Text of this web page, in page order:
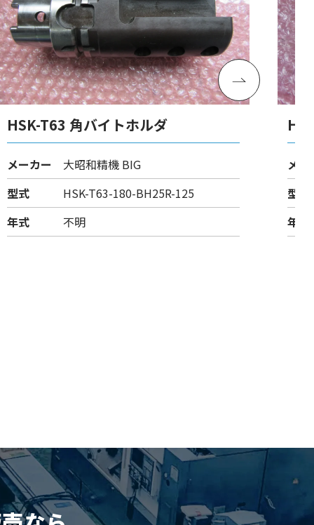
HSK-T63 角バイトホルダ
メーカー
大昭和精機 BIG
型式
HSK-T63-180-BH25R-125
年式
不明
メー
型式
年式